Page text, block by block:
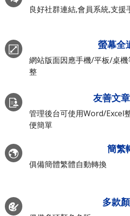
良好社群連結,會員系統,支援
螢幕全
網站版面因應手機/平板/桌
整
友善文
管理後台可使用Word/Excel
便簡單
簡繁
俱備簡體繁體自動轉換
多款